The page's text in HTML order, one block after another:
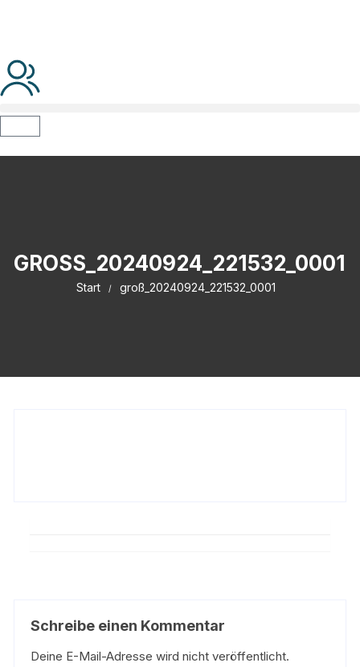
GROSS_20240924_221532_0001
Start groß_20240924_221532_0001
Schreibe einen Kommentar
Deine E-Mail-Adresse wird nicht veröffentlicht.